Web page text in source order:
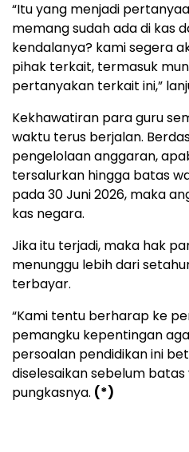
“Itu yang menjadi
memang sudah ada di kas
kendalanya? kami segera
pihak terkait, termasuk
pertanyakan terkait ini,”
Kekhawatiran para guru
waktu terus berjalan.
pengelolaan anggaran,
tersalurkan hingga batas
pada 30 Juni 2026, maka
kas negara.
Jika itu terjadi, maka hak
menunggu lebih dari
terbayar.
“Kami tentu berharap ke
pemangku kepentingan
persoalan pendidikan ini
diselesaikan sebelum
pungkasnya. (*)